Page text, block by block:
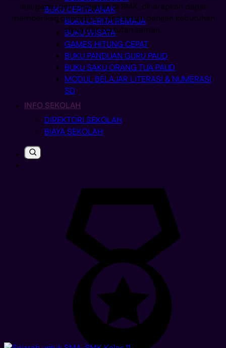
BUKU CERITA ANAK
BUKU CERITA REMAJA
BUKU WISATA
GAMES HITUNG CEPAT
BUKU PANDUAN GURU PAUD
BUKU SAKU ORANG TUA PAUD
MODUL BELAJAR LITERASI & NUMERASI
SD
INFO SEKOLAH
DIREKTORI SEKOLAH
BIAYA SEKOLAH
alat bantu pembelajaran di SMK, diharapkan dapat
memberikan pendidikan yang sesuai dengan kebutuhan
siswa dan tuntutan zaman.